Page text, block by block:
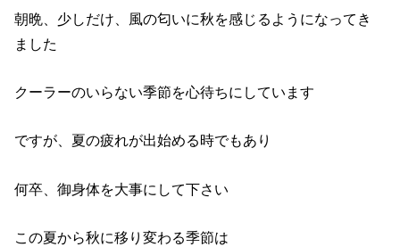
朝晩、少しだけ、風の匂いに秋を感じるようになってき
ました
クーラーのいらない季節を心待ちにしています
ですが、夏の疲れが出始める時でもあり
何卒、御身体を大事にして下さい
この夏から秋に移り変わる季節は